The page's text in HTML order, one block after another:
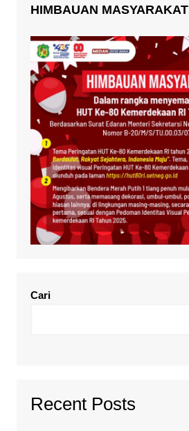
HIMBAUAN MASYARAKAT
Cari
Recent Posts